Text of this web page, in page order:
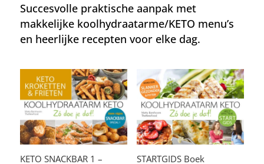
Succesvolle praktische aanpak met
makkelijke koolhydraatarme/KETO menu’s
en heerlijke recepten voor elke dag.
KETO SNACKBAR 1 – STARTGIDS Boek